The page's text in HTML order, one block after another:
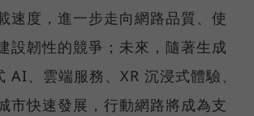
速度，進一步走向網路品質、使
設韌性的競爭；未來，隨著生成
AI、雲端服務、XR 沉浸式體驗、
市快速發展，行動網路將成為支